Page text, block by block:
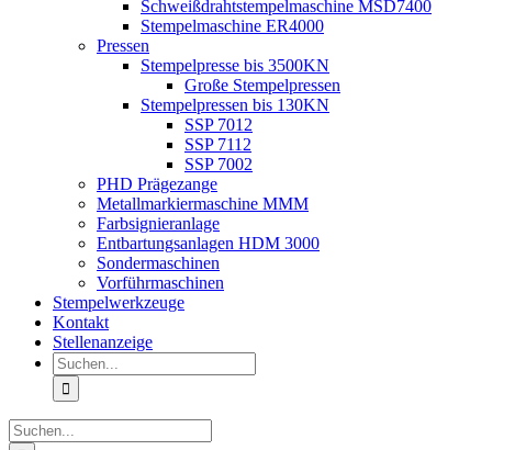
Schweißdrahtstempelmaschine MSD7400
Stempelmaschine ER4000
Pressen
Stempelpresse bis 3500KN
Große Stempelpressen
Stempelpressen bis 130KN
SSP 7012
SSP 7112
SSP 7002
PHD Prägezange
Metallmarkiermaschine MMM
Farbsignieranlage
Entbartungsanlagen HDM 3000
Sondermaschinen
Vorführmaschinen
Stempelwerkzeuge
Kontakt
Stellenanzeige
Suche
nach:
Suche